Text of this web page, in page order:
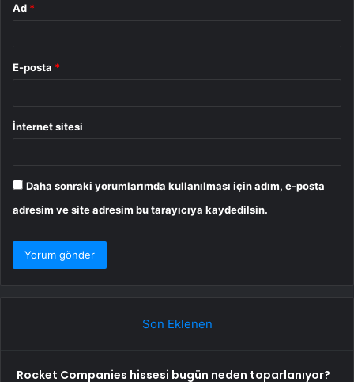
Ad *
E-posta *
İnternet sitesi
Daha sonraki yorumlarımda kullanılması için adım, e-posta
adresim ve site adresim bu tarayıcıya kaydedilsin.
Son Eklenen
Rocket Companies hissesi bugün neden toparlanıyor?